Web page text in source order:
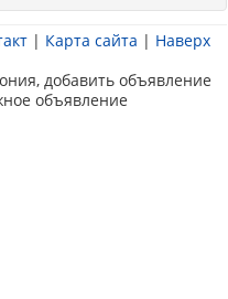
| Карта сайта | Наверх
добавить объявление
объявление